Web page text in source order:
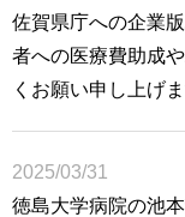
佐賀県庁への企業
者への医療費助成
くお願い申し上げま
2025/03/31
徳島大学病院の池